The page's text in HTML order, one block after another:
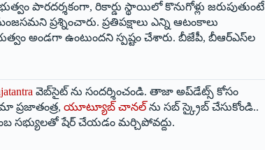
పారదర్శకంగా, రికార్డు స్థాయిలో కొనుగోళ్లు జరుపుతుంటే
ప్రశ్నించారు. ప్రతిపక్షాలు ఎన్ని ఆటంకాలు
అండగా ఉంటుందని స్పష్టం చేశారు. బీజేపీ, బీఆర్‌ఎస్‌ల
వెబ్‌సైట్ ను సందర్శించండి. తాజా అప్‌డేట్స్ కోసం
ప్రజాతంత్ర, యూట్యూబ్ చానల్ ను సబ్ స్క్రైబ్ చేసుకోండి..
సభ్యులతో షేర్ చేయడం మర్చిపోవద్దు.